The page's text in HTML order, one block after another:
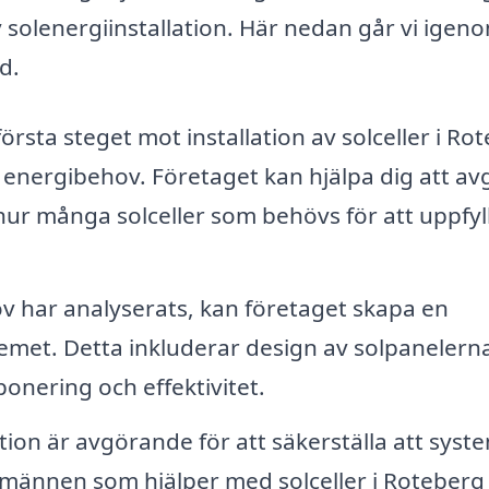
Här nedan går vi
steget mot installation av solceller i
Företaget kan hjälpa dig att
många solceller som behövs för att
har analyserats, kan företaget skapa en
Detta inkluderar design av
och effektivitet.
är avgörande för att säkerställa att
som hjälper med solceller i